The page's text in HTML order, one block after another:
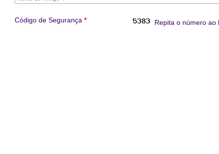
Código de Segurança * Repita o número ao